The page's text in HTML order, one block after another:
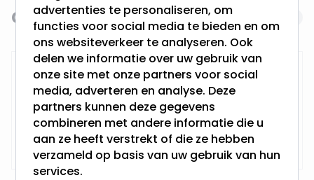
Navigating through the elements of the carousel is
Press to skip carousel
Gerelateerde producten
RTM Lighting LED Dimmer
Op voorraad,
Maandag verzonden
29,95
advertenties te personaliseren, om
functies voor social media te bieden en om
ons websiteverkeer te analyseren. Ook
delen we informatie over uw gebruik van
onze site met onze partners voor social
media, adverteren en analyse. Deze
partners kunnen deze gegevens
combineren met andere informatie die u
aan ze heeft verstrekt of die ze hebben
verzameld op basis van uw gebruik van hun
services.